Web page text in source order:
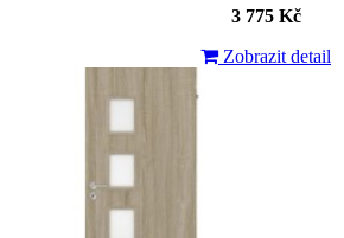
3 775 Kč
Zobrazit detail